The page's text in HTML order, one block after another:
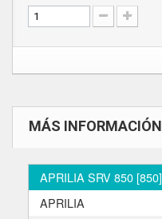
MÁS INFORMACIÓN
APRILIA SRV 850 [850]
APRILIA